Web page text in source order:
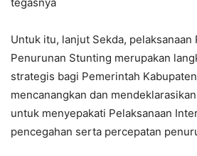
Untuk itu, lanjut Sekda, pelaksanaan
Penurunan Stunting merupakan
strategis bagi Pemerintah
mencanangkan dan
untuk menyepakati Pelaksanaan
pencegahan serta percepatan